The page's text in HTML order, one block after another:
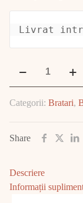
Livrat
14K
E1956
Categorii: Bratari,
Share
Descriere
Informații